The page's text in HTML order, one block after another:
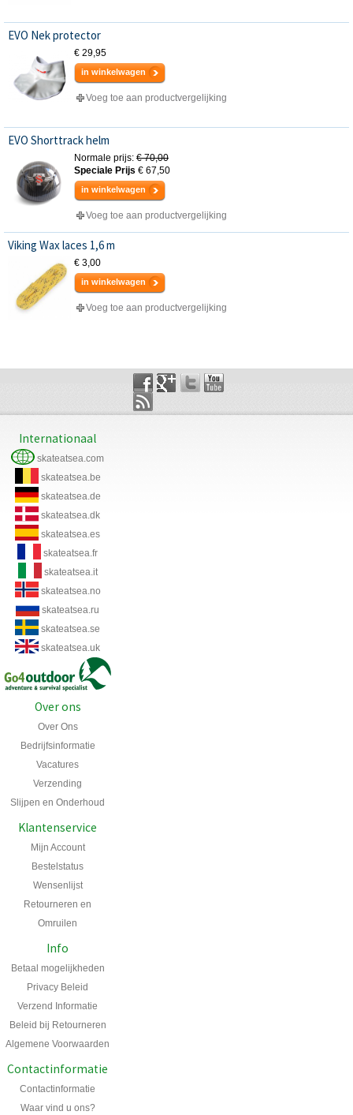
EVO Nek protector
€ 29,95
in winkelwagen
Voeg toe aan productvergelijking
EVO Shorttrack helm
Normale prijs: € 70,00
Speciale Prijs € 67,50
in winkelwagen
Voeg toe aan productvergelijking
Viking Wax laces 1,6 m
€ 3,00
in winkelwagen
Voeg toe aan productvergelijking
Internationaal
skateatsea.com
skateatsea.be
skateatsea.de
skateatsea.dk
skateatsea.es
skateatsea.fr
skateatsea.it
skateatsea.no
skateatsea.ru
skateatsea.se
skateatsea.uk
Over ons
Over Ons
Bedrijfsinformatie
Vacatures
Verzending
Slijpen en Onderhoud
Klantenservice
Mijn Account
Bestelstatus
Wensenlijst
Retourneren en
Omruilen
Info
Betaal mogelijkheden
Privacy Beleid
Verzend Informatie
Beleid bij Retourneren
Algemene Voorwaarden
Contactinformatie
Contactinformatie
Waar vind u ons?